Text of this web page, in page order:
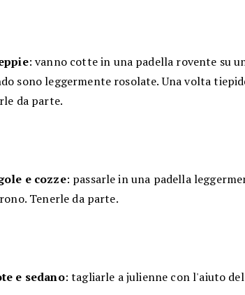
: vanno cotte in una padella rovente su
sono leggermente rosolate. Una volta
da parte.
e cozze: passarle in una padella
Tenerle da parte.
e sedano: tagliarle a julienne con l'aiuto